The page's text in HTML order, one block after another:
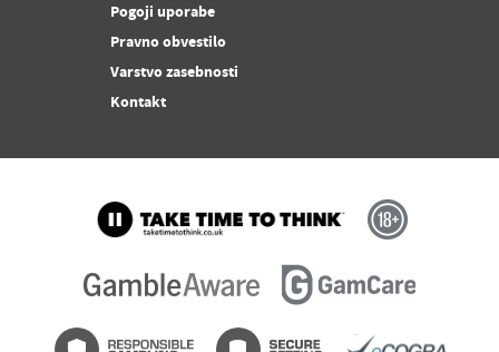
Pogoji uporabe
Pravno obvestilo
Varstvo zasebnosti
Kontakt